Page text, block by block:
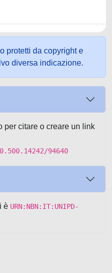
protetti da copyright e
diversa indicazione.
per citare o creare un link
94640
è URN:NBN:IT:UNIPD-